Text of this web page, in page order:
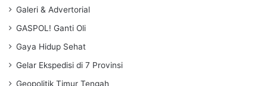
Galeri & Advertorial
GASPOL! Ganti Oli
Gaya Hidup Sehat
Gelar Ekspedisi di 7 Provinsi
Geopolitik Timur Tengah